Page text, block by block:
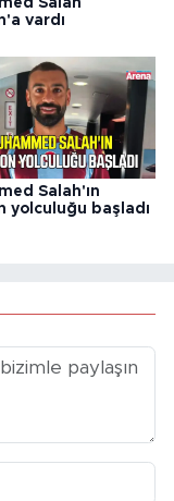
vardı
Salah'ın
yolculuğu başladı